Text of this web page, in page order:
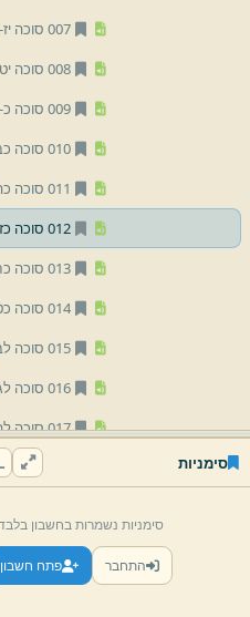
007 סוכה יז-
008 סוכה יט-
009 סוכה כ-
010 סוכה כב-
011 סוכה כה-
012 סוכה כז-
013 סוכה כח-
014 סוכה כט-
015 סוכה לב-
016 סוכה לג-
017 סוכה לה-
020 סוכה מא-
021 סוכה מב-
סימניות
סימניות נשמרות בחשבון
התחבר פתח חשבון